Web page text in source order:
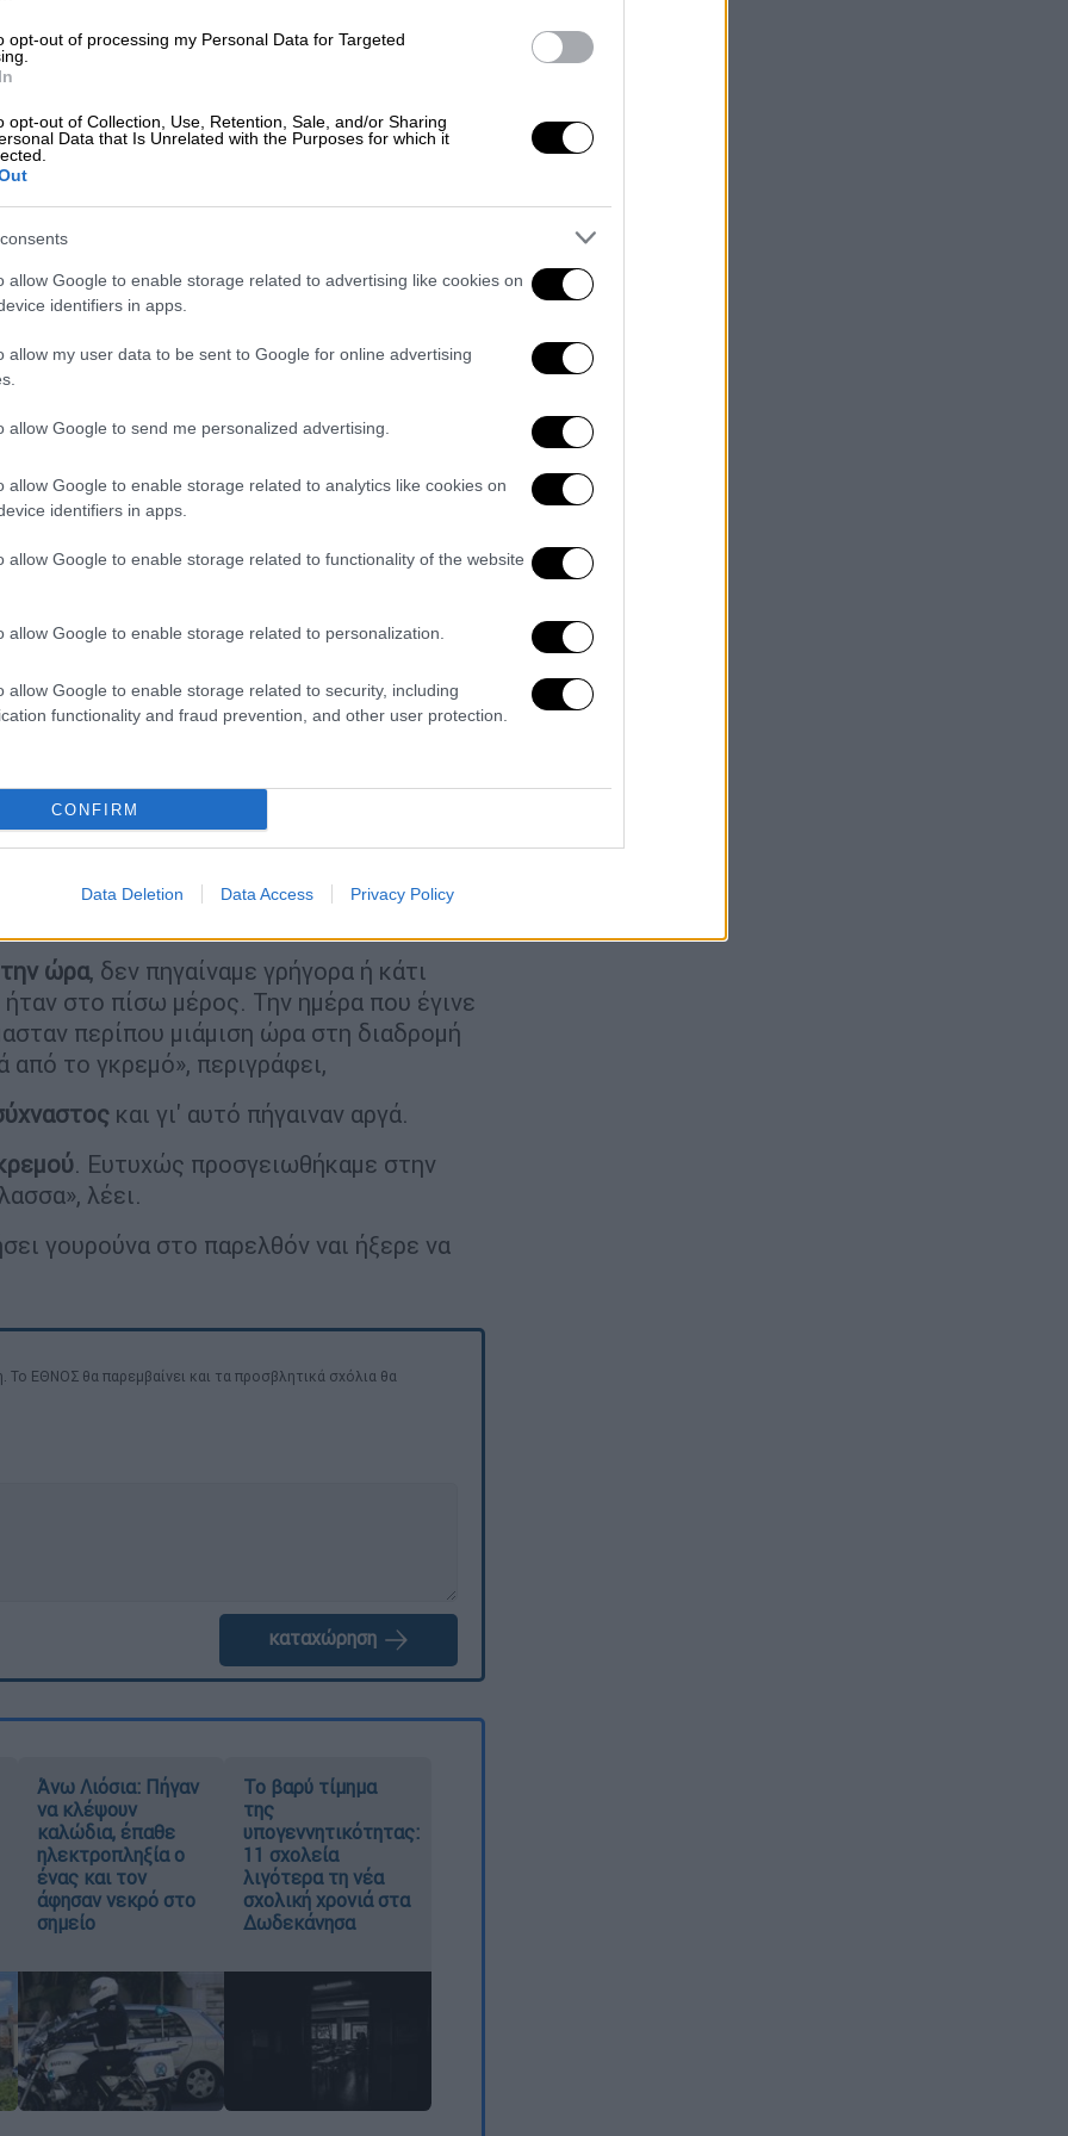
opt-out of processing my Personal Data for Targeted
opt-out of Collection, Use, Retention, Sale, and/or Sharing
Data that Is Unrelated with the Purposes for which it
allow Google to enable storage related to advertising like cookies on
identifiers in apps.
allow my user data to be sent to Google for online advertising
allow Google to send me personalized advertising.
allow Google to enable storage related to analytics like cookies on
identifiers in apps.
allow Google to enable storage related to functionality of the website
allow Google to enable storage related to personalization.
allow Google to enable storage related to security, including
functionality and fraud prevention, and other user protection.
CONFIRM
Data Deletion Data Access Privacy Policy
της ανασύρθηκαν από την άκρη του
εσπευσμένα στο νοσοκομείο με
που είναι ζωντανή» μετά το ατύχημα -
τις γουρούνες στις διακοπές.
ώρα, δεν πηγαίναμε γρήγορα ή κάτι
στο πίσω μέρος. Την ημέρα που έγινε
περίπου μιάμιση ώρα στη διαδρομή
από το γκρεμό», περιγράφει,
και γι' αυτό πήγαιναν αργά.
. Ευτυχώς προσγειωθήκαμε στην
λέει.
γουρούνα στο παρελθόν ναι ήξερε να
ΕΘΝΟΣ θα παρεμβαίνει και τα προσβλητικά σχόλια θα
καταχώρηση
Άνω Λιόσια: Πήγαν
να κλέψουν
καλώδια, έπαθε
ηλεκτροπληξία ο
ένας και τον
άφησαν νεκρό στο
σημείο
Το βαρύ τίμημα
της
υπογεννητικότητας:
11 σχολεία
λιγότερα τη νέα
σχολική χρονιά στα
Δωδεκάνησα